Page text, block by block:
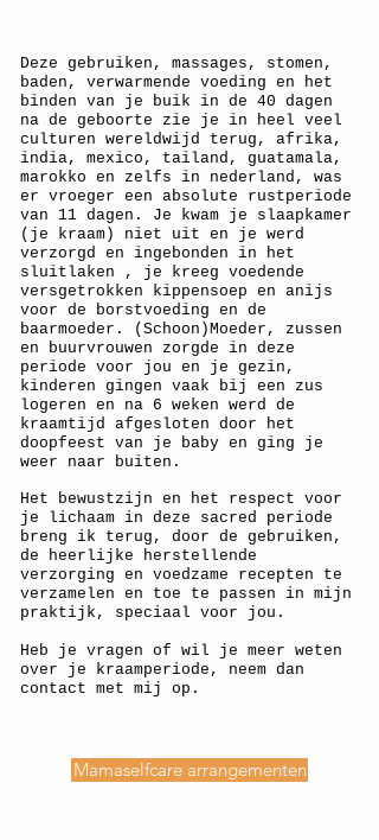
Deze gebruiken, massages, stomen,
baden, verwarmende voeding en het
binden van je buik in de 40 dagen
na de geboorte zie je in heel veel
culturen wereldwijd terug, afrika,
india, mexico, tailand, guatamala,
marokko en zelfs in nederland, was
er vroeger een absolute rustperiode
van 11 dagen. Je kwam je slaapkamer
(je kraam) niet uit en je werd
verzorgd en ingebonden in het
sluitlaken , je kreeg voedende
versgetrokken kippensoep en anijs
voor de borstvoeding en de
baarmoeder.
(Schoon)Moeder, zussen
en buurvrouwen zorgde in deze
periode voor jou en je gezin,
kinderen gingen vaak bij een zus
logeren en na 6 weken werd de
kraamtijd afgesloten door het
doopfeest van je baby en ging je
weer naar buiten.
Het bewustzijn en het respect voor
je lichaam in deze sacred periode
breng ik terug, door de gebruiken,
de heerlijke herstellende
verzorging en voedzame recepten te
verzamelen en toe te passen in mijn
praktijk, speciaal voor jou.
Heb je vragen of wil je meer weten
over je kraamperiode, neem dan
contact met mij op.
Mamaselfcare arrangementen